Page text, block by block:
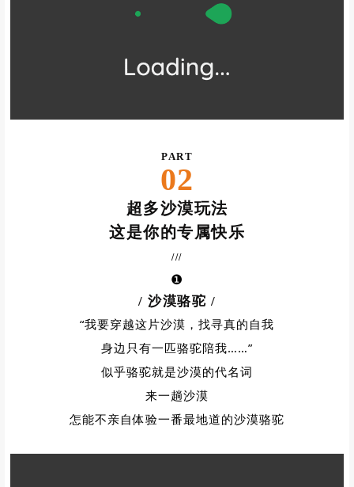
PART
02
超多沙漠玩法
这是你的专属快乐
///
/ 沙漠骆驼
“我要穿越这片沙漠，找寻真的自我
身边只有一匹骆驼陪我……”
似乎骆驼就是沙漠的代名词
来一趟沙漠
怎能不亲自体验一番最地道的沙漠骆驼